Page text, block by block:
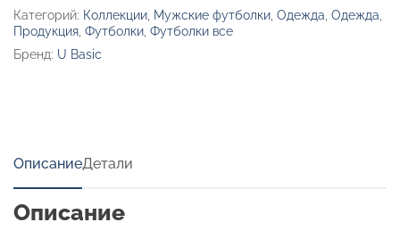
Категорий: Коллекции Мужские футболки Одежда Одежда
Продукция Футболки Футболки все
Бренд: U Basic
ОписаниеДетали
Описание